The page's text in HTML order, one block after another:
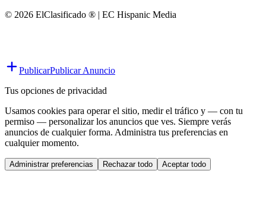
© 2026 ElClasificado ® | EC Hispanic Media
PublicarPublicar Anuncio
Tus opciones de privacidad
Usamos cookies para operar el sitio, medir el tráfico y — con tu
permiso — personalizar los anuncios que ves. Siempre verás
anuncios de cualquier forma. Administra tus preferencias en
cualquier momento.
Administrar preferencias Rechazar todo Aceptar todo